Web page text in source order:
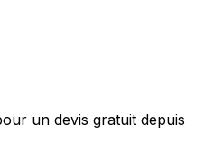
un devis gratuit depuis